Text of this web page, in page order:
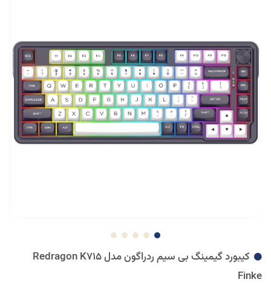
کیبورد گیمینگ بی سیم ردراگون مدل Redragon K715
Finke